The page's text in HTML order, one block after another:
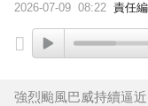
2026-07-09 08:22 責任
強烈颱風巴威持續逼